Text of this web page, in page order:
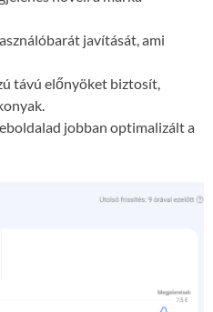
javítását, ami
távú előnyöket biztosít,
jobban optimalizált a